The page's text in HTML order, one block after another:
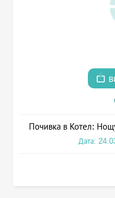
Почивка в Котел:
Дата: